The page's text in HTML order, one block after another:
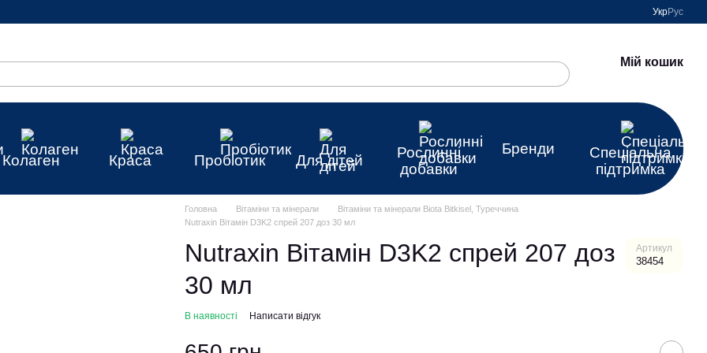
УкрРус
Мій кошик
Колаген Краса Пробіотик Для дітей
Рослинні
добавки
Бренди
Спеціальна
підтримка
Головна Вітаміни та мінерали
Вітаміни та мінерали Biota Bitkisel, Туреччина
Nutraxin Вітамін D3K2 спрей 207 доз 30 мл
Nutraxin Вітамін D3K2 спрей 207 доз
30 мл
Артикул
38454
В наявності Написати відгук